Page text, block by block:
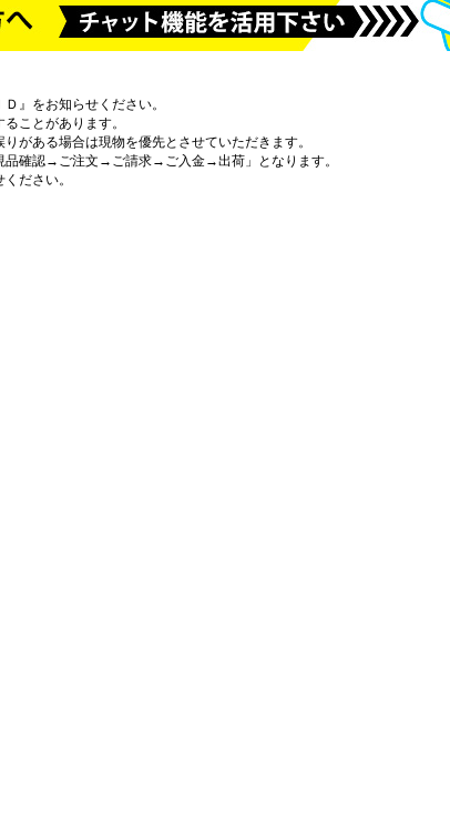
』をお知らせください。
ことがあります。
がある場合は現物を優先とさせていただきます。
品確認→ご注文→ご請求→ご入金→出荷」となります。
ださい。